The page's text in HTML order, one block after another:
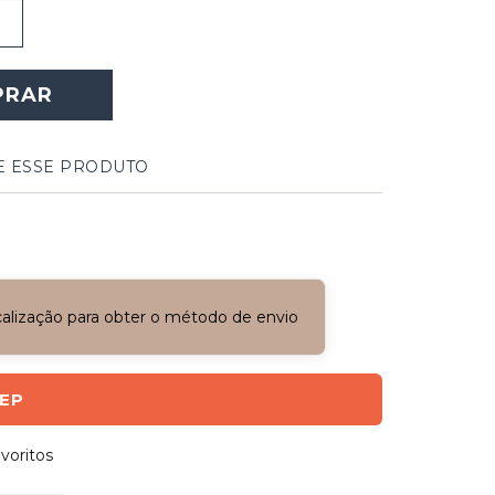
ESSE PRODUTO
para obter o método de envio